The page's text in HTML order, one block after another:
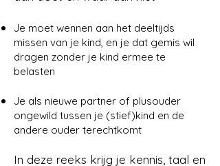
Je moet wennen aan het deeltijds
missen van je kind, en je dat gemis wil
dragen zonder je kind ermee te
belasten
Je als nieuwe partner of plusouder
ongewild tussen je (stief)kind en de
andere ouder terechtkomt
In deze reeks krijg je kennis, taal en